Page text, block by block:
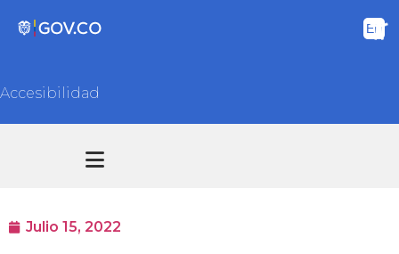
Accesibilidad
Julio 15, 2022